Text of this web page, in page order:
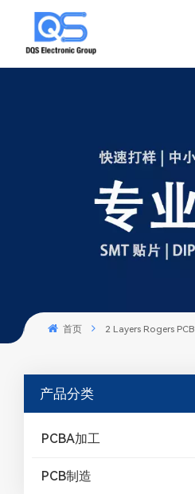
首页 2 Layers Rogers PCB
产品分类
PCBA加工
PCB制造